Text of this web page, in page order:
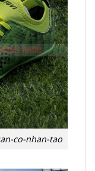
co-nhan-tao